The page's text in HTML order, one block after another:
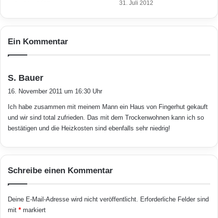
Sämtliche Gebäudeelemente fertigt der
Anbieter in trockenen Werkhallen –
hochpräzise und unter optimalen
Bedingungen. Dies erspart das
„Trockenwohnen“ und sorgt für ein konstant
angenehmes Wohnklima, wodurch auch keine
Zeitverzögerungen beim Bauen entstehen. Bei
Fingerhut stimmen demnach sowohl die
der schönen modernen Fassade verbirgt sich
ein rundum ökologisches und effizientes
eine dreifache Wärmeschutzverglasung sowie
31. Juli 2012
Ein Kommentar
S. Bauer
t
:
16. November 2011 um 16:30 Uhr
Ich habe zusammen mit meinem Mann ein Haus von Fingerhut gekauft
und wir sind total zufrieden. Das mit dem Trockenwohnen kann ich so
bestätigen und die Heizkosten sind ebenfalls sehr niedrig!
Schreibe einen Kommentar
Deine E-Mail-Adresse wird nicht veröffentlicht. Erforderliche Felder sind
mit * markiert